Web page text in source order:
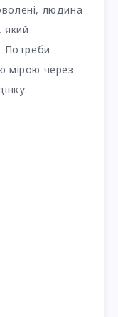
людина
який
. Потреби
мірою через